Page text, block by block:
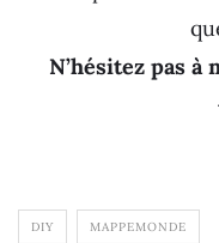
N’hésitez pas
DIY MAPPEMONDE